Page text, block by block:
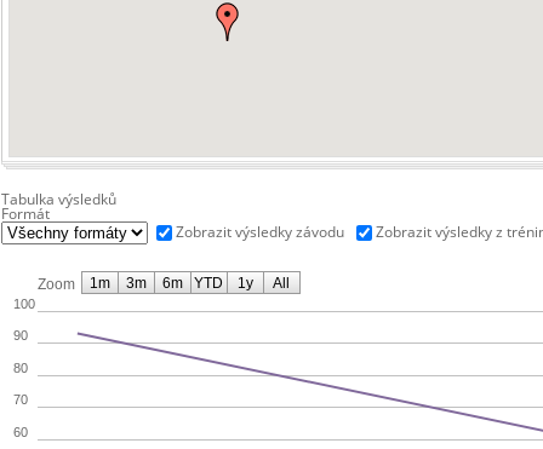
Tabulka výsledků
Formát
Zobrazit výsledky závodu
Zobrazit výsledky z
Zoom
60
70
80
90
100
1m 3m 6m YTD 1y All